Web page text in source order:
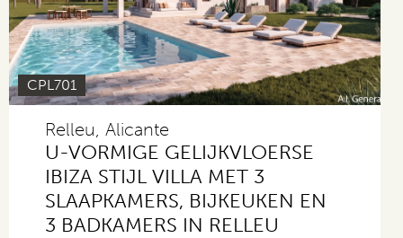
CPL701
Relleu, Alicante
U-VORMIGE GELIJKVLOERSE
IBIZA STIJL VILLA MET 3
SLAAPKAMERS, BIJKEUKEN EN
3 BADKAMERS IN RELLEU